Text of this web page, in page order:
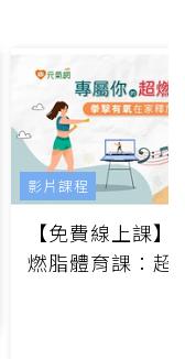
【免費線上課
燃脂體育課：超
影片課程